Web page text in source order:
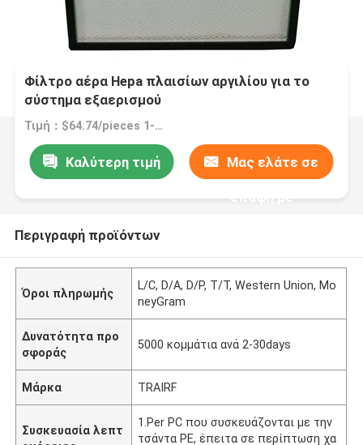
Φίλτρο αέρα Hepa πλαισίων αργιλίου για το
σύστημα εξαερισμού
Τιμή：$64.74/pieces 1-49 pieces
Καλύτερη τιμή Μας ελάτε σε
επαφή με
Περιγραφή προϊόντων
Όροι πληρωμής
L/C, D/A, D/P, T/T, Western Union, Mo
neyGram
Δυνατότητα προ
σφοράς
5000 κομμάτια ανά 2-30days
Μάρκα TRAIRF
Συσκευασία λεπτ
1.Per PC που συσκευάζονται με την
τσάντα PE, έπειτα σε περίπτωση χα